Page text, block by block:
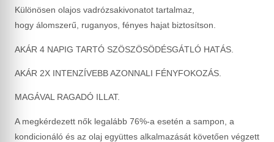
Különösen olajos vadrózsakivonatot tartalmaz,
hogy álomszerű, ruganyos, fényes hajat biztosítson.
AKÁR 4 NAPIG TARTÓ SZÖSZÖSÖDÉSGÁTLÓ HATÁS.
AKÁR 2X INTENZÍVEBB AZONNALI FÉNYFOKOZÁS.
MAGÁVAL RAGADÓ ILLAT.
A megkérdezett nők legalább 76%-a esetén a sampon, a
kondicionáló és az olaj együttes alkalmazását követően végzett